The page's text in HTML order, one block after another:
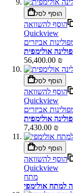
הוסף לסל
הוסף להשוואה
Quickview
אביזרים
אולימפית
56,400.00 ₪
הוסף לסל
הוסף להשוואה
Quickview
אביזרים
אולימפית
7,430.00 ₪
הוסף לסל
הוסף להשוואה
Quickview
מתח
למתח אולימפי